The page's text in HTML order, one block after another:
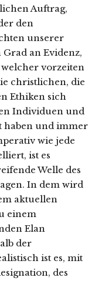
Auftrag,
den
unserer
an Evidenz,
vorzeiten
christlichen, die
Ethiken sich
Individuen und
haben und immer
wie jede
ist es
Welle des
In dem wird
aktuellen
einem
Elan
der
ist es, mit
des